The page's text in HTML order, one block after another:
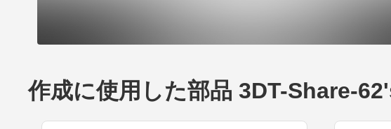
作成に使用した部品 3DT-Share-